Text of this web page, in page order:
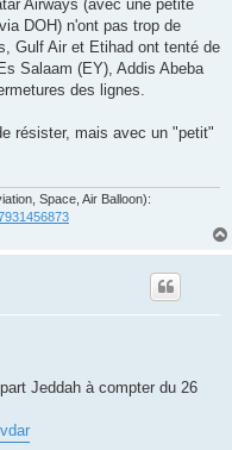
Airways (avec une petite
DOH) n'ont pas trop de
Gulf Air et Etihad ont tenté de
Salaam (EY), Addis Abeba
des lignes.
résister, mais avec un "petit"
Space, Air Balloon):
Jeddah à compter du 26